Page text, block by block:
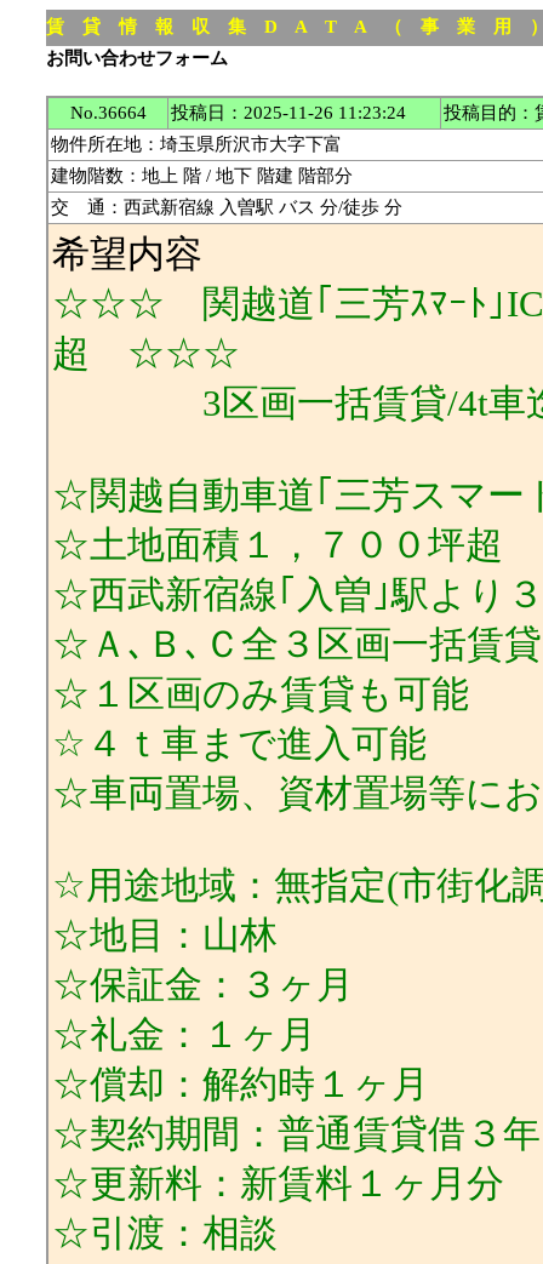
賃 貸 情 報 収 集 D A T A （ 事 業 用
お問い合わせフォーム
No.36664 投稿日：2025-11-26 11:23:24
投稿目的：
物件所在地：埼玉県所沢市大字下富
建物階数：地上 階 / 地下 階建 階部分
交 通：西武新宿線 入曽駅 バス 分/徒歩 分
希望内容
☆☆☆ 関越道｢三芳ｽﾏｰﾄ｣IC
超 ☆☆☆
3区画一括賃貸/4t車迄
☆関越自動車道｢三芳スマー
☆土地面積１，７００坪超
☆西武新宿線｢入曽｣駅より
☆Ａ､Ｂ､Ｃ全３区画一括賃貸
☆１区画のみ賃貸も可能
☆４ｔ車まで進入可能
☆車両置場、資材置場等に
☆用途地域：無指定(市街化
☆地目：山林
☆保証金：３ヶ月
☆礼金：１ヶ月
☆償却：解約時１ヶ月
☆契約期間：普通賃貸借３年
☆更新料：新賃料１ヶ月分
☆引渡：相談